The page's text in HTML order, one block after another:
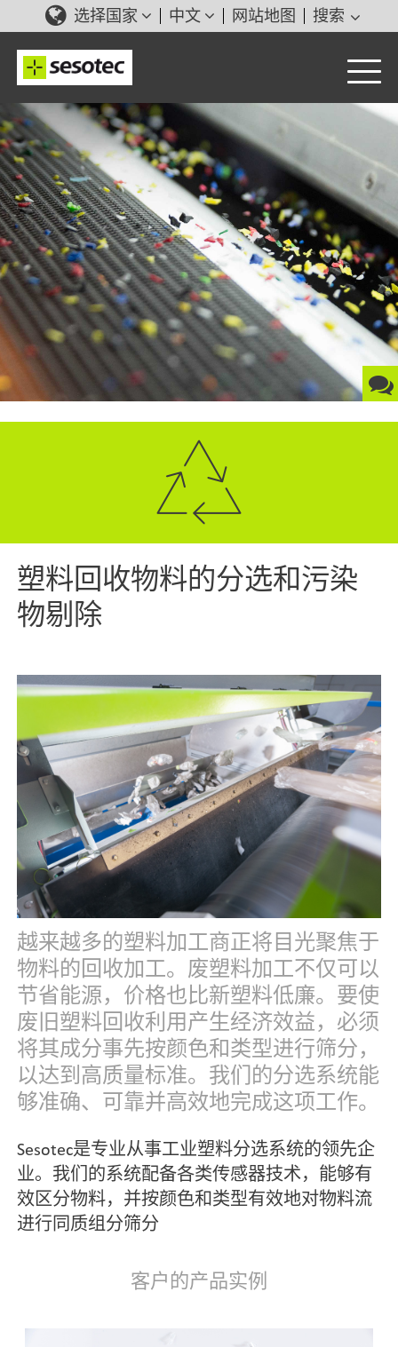
选择国家 中文 网站地图 搜索
塑料回收物料的分选和污染
物剔除
越来越多的塑料加工商正将目光聚焦于
物料的回收加工。废塑料加工不仅可以
节省能源，价格也比新塑料低廉。要使
废旧塑料回收利用产生经济效益，必须
将其成分事先按颜色和类型进行筛分，
以达到高质量标准。我们的分选系统能
够准确、可靠并高效地完成这项工作。
Sesotec是专业从事工业塑料分选系统的领先企
业。我们的系统配备各类传感器技术，能够有
效区分物料，并按颜色和类型有效地对物料流
进行同质组分筛分
客户的产品实例